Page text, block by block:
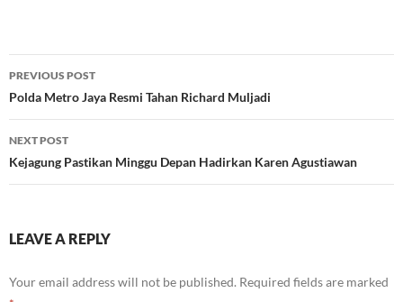
Post
navigation
PREVIOUS POST
Polda Metro Jaya Resmi Tahan Richard Muljadi
NEXT POST
Kejagung Pastikan Minggu Depan Hadirkan Karen Agustiawan
LEAVE A REPLY
Your email address will not be published. Required fields are marked